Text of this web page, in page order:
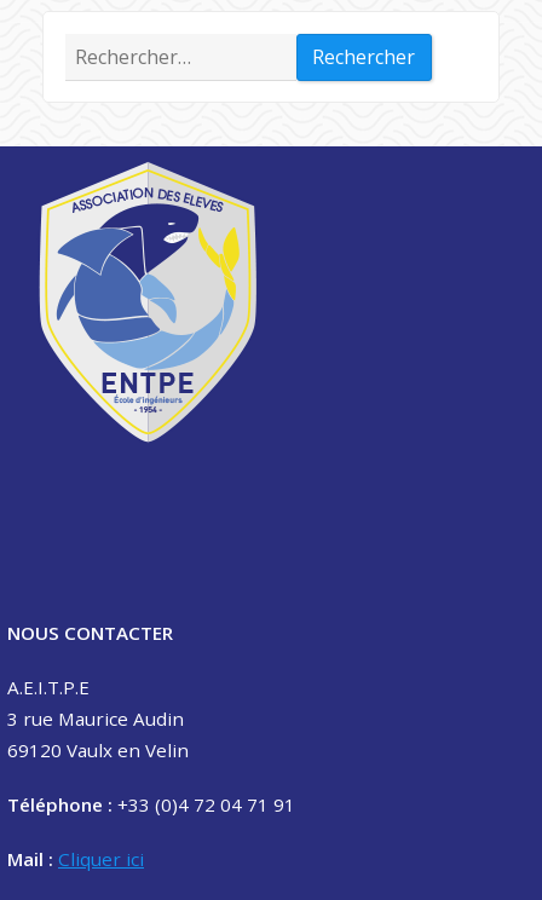
Rechercher :
NOUS CONTACTER
A.E.I.T.P.E
3 rue Maurice Audin
69120 Vaulx en Velin
Téléphone : +33 (0)4 72 04 71 91
Mail : Cliquer ici